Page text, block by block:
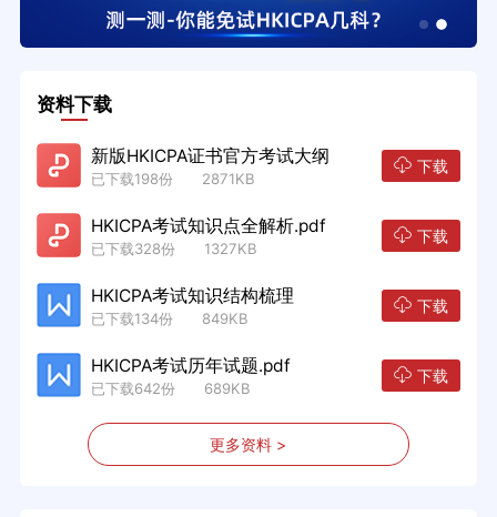
资料下载
新版HKICPA证书官方考试大纲
已下载198份 2871KB
下载
HKICPA考试知识点全解析.pdf
已下载328份 1327KB
下载
HKICPA考试知识结构梳理
已下载134份 849KB
下载
HKICPA考试历年试题.pdf
已下载642份 689KB
下载
更多资料 >